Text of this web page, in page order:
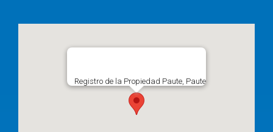
Registro de la Propiedad Paute, Paute